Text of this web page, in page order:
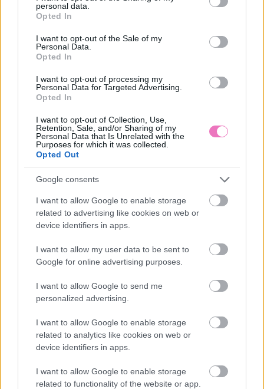
grant or deny consent to Google and its third-party tags to
use your data for below specified purposes in below Google
consent section.
personal data.
Opted In
I want to opt-out of the Sale of my
Personal Data.
Opted In
I want to opt-out of processing my
Personal Data for Targeted Advertising.
Opted In
I want to opt-out of Collection, Use,
Retention, Sale, and/or Sharing of my
Personal Data that Is Unrelated with the
Purposes for which it was collected.
Opted Out
Google consents
I want to allow Google to enable storage
related to advertising like cookies on web or
device identifiers in apps.
I want to allow my user data to be sent to
Google for online advertising purposes.
I want to allow Google to send me
personalized advertising.
I want to allow Google to enable storage
related to analytics like cookies on web or
device identifiers in apps.
I want to allow Google to enable storage
related to functionality of the website or app.
„Anyám és apám új
összeverekedtek” – Így
lett a nagy napom életem
legrosszabbja
hogyan lépj tovább úgy,
hogy az önbizalmad is
megmaradjon
Ezen a területen
most a kínai horoszkópod
szerint
„Nem várhatod el, hogy
múltja” – Lehet, hogy te
vagy túl válogatós?
Kövesd a Bien.hu cikkeit aGoogle Hírek-ben
FODRÁSZ FRISSESSÉG HAJÁPOLÁS